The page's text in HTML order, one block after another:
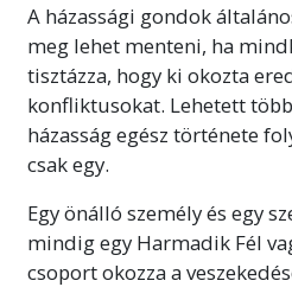
A házassági gondok
meg lehet menteni, ha
tisztázza, hogy ki okozta
konfliktusokat. Lehetett
házasság egész története
csak egy.
Egy önálló személy és egy
mindig egy Harmadik Fél
csoport okozza a